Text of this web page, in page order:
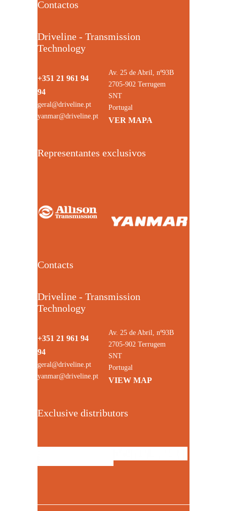
Contactos
Driveline - Transmission
Technology
+351 21 961 94
94
geral@driveline.pt
yanmar@driveline.pt
Av. 25 de Abril, nº93B
2705-902 Terrugem
SNT
Portugal
VER MAPA
Representantes exclusivos
Contacts
Driveline - Transmission
Technology
+351 21 961 94
94
geral@driveline.pt
yanmar@driveline.pt
Av. 25 de Abril, nº93B
2705-902 Terrugem
SNT
Portugal
VIEW MAP
Exclusive distributors